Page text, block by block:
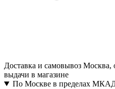
Доставка и самовывоз Москва,
выдачи в магазине
По Москве в пределах